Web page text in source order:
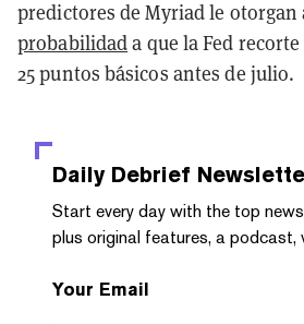
predictores de Myriad le
probabilidada que la Fed
25 puntos básicos antes de julio.
Daily Debrief
Start every day with the top
plus original features, a podcast,
Your Email